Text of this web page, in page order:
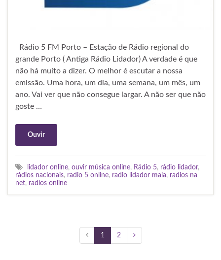
Rádio 5 FM Porto – Estação de Rádio regional do
grande Porto ( Antiga Rádio Lidador) A verdade é que
não há muito a dizer. O melhor é escutar a nossa
emissão. Uma hora, um dia, uma semana, um mês, um
ano. Vai ver que não consegue largar. A não ser que não
goste …
Ouvir
lidador online, ouvir música online, Rádio 5, rádio lidador,
rádios nacionais, radio 5 online, radio lidador maia, radios na
net, radios online
1 2